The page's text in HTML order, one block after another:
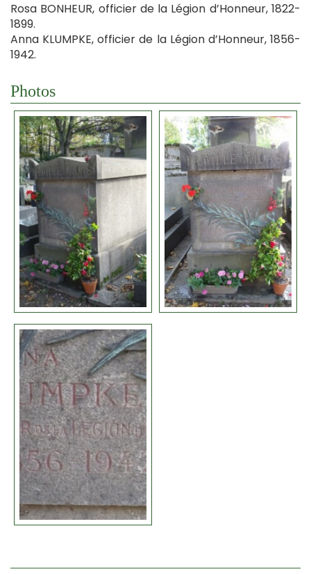
Rosa BONHEUR, officier de la Légion d’Honneur, 1822-
1899.
Anna KLUMPKE, officier de la Légion d’Honneur, 1856-
1942.
Photos